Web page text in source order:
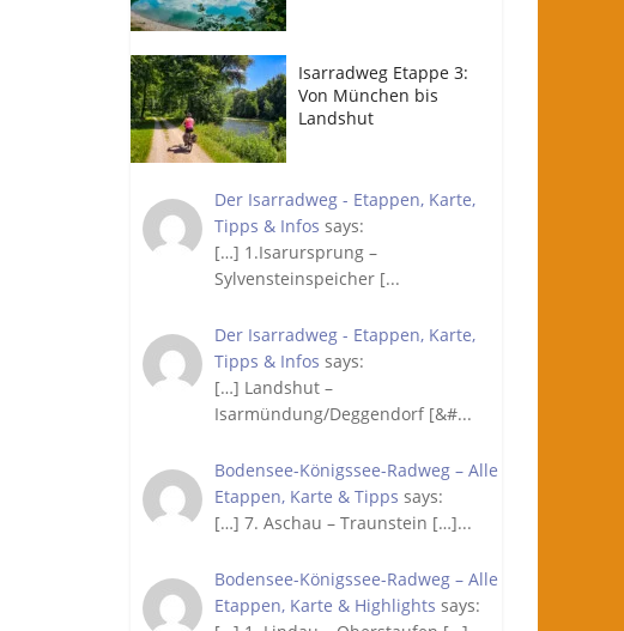
Isarradweg Etappe 3:
Von München bis
Landshut
Der Isarradweg - Etappen, Karte,
Tipps & Infos says:
[…] 1.Isarursprung –
Sylvensteinspeicher [...
Der Isarradweg - Etappen, Karte,
Tipps & Infos says:
[…] Landshut –
Isarmündung/Deggendorf [&#...
Bodensee-Königssee-Radweg – Alle
Etappen, Karte & Tipps says:
[…] 7. Aschau – Traunstein […]...
Bodensee-Königssee-Radweg – Alle
Etappen, Karte & Highlights says: